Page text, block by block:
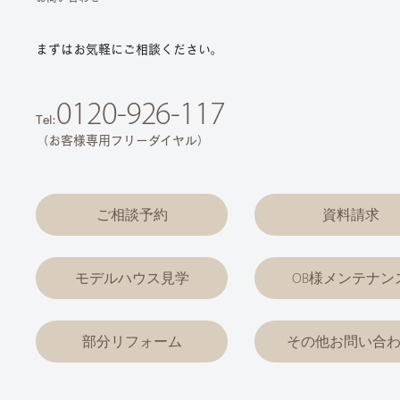
まずはお気軽にご相談ください。
Tel:0120-926-117
（お客様専用フリーダイヤル）
ご相談予約 資料請求
モデルハウス見学 OB様メンテナン
部分リフォーム その他お問い合